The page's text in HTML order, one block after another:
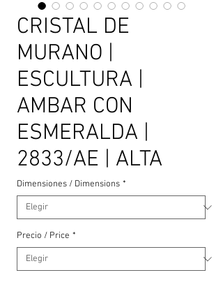
CRISTAL DE
MURANO |
ESCULTURA |
AMBAR CON
ESMERALDA |
2833/AE | ALTA
Dimensiones / Dimensions *
Precio / Price *